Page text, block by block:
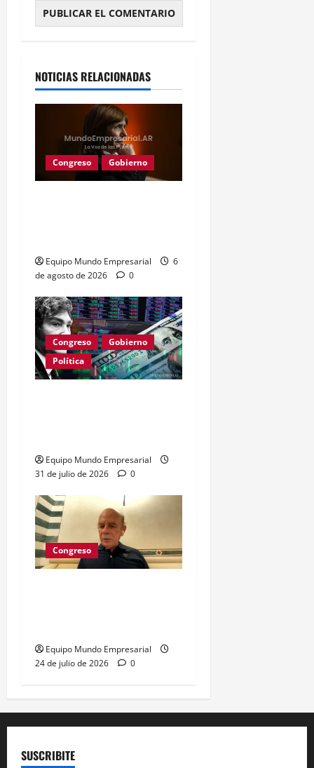
NOTICIAS RELACIONADAS
Congreso Gobierno
Equipo Mundo Empresarial
6
de agosto de 2026
0
Congreso
Gobierno
Política
Equipo Mundo Empresarial
31 de julio de 2026
0
Congreso
Equipo Mundo Empresarial
24 de julio de 2026
0
SUSCRIBITE